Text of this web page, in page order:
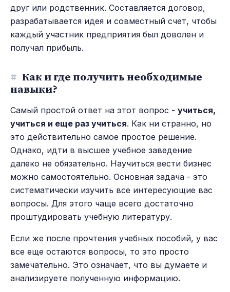
друг или родственник. Составляется договор,
разрабатывается идея и совместный счет, чтобы
каждый участник предприятия был доволен и
получал прибыль.
# Как и где получить необходимые
навыки?
Самый простой ответ на этот вопрос - учиться,
учиться и еще раз учиться. Как ни странно, но
это действительно самое простое решение.
Однако, идти в высшее учебное заведение
далеко не обязательно. Научиться вести бизнес
можно самостоятельно. Основная задача - это
систематически изучить все интересующие вас
вопросы. Для этого чаще всего достаточно
проштудировать учебную литературу.
Если же после прочтения учебных пособий, у вас
все еще остаются вопросы, то это просто
замечательно. Это означает, что вы думаете и
анализируете полученную информацию.